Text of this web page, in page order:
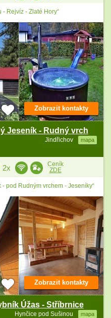
Rejvíz - Zlaté Hory“
Jeseník - Rudný vrch
Jindřichov mapa
Zobrazit kontakty
2x
Ceník
ZDE
pod Rudným vrchem - Jeseníky“
Úžas - Stříbrnice
Hynčice pod Sušinou mapa
Zobrazit kontakty